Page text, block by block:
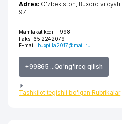
Mamlakat kodi: +998
Faks: 65 2242079
E-mail: buxpilla2017@mail.ru
+99865 ...Qo'ng'iroq qilish
Tashkilot tegishli bo'lgan Rubrikalar
Adres: O'zbekiston, Buxoro viloyati,
97